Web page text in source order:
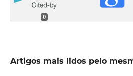
0
Artigos mais lidos pelo